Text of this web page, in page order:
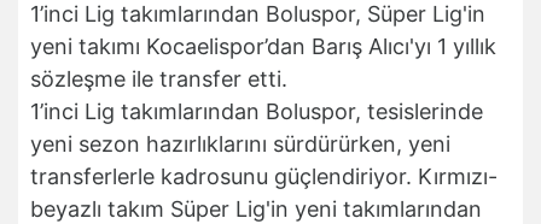
1’inci Lig takımlarından Boluspor, Süper Lig'in
yeni takımı Kocaelispor’dan Barış Alıcı'yı 1 yıllık
sözleşme ile transfer etti.
1’inci Lig takımlarından Boluspor, tesislerinde
yeni sezon hazırlıklarını sürdürürken, yeni
transferlerle kadrosunu güçlendiriyor. Kırmızı-
beyazlı takım Süper Lig'in yeni takımlarından